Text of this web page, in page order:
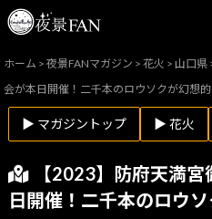
ホーム >夜景FANマガジン >花火 >山口県
会が本日開催！二千本のロウソクが幻想的
▶ マガジントップ ▶ 花火
【2023】防府天満
日開催！二千本のロウ